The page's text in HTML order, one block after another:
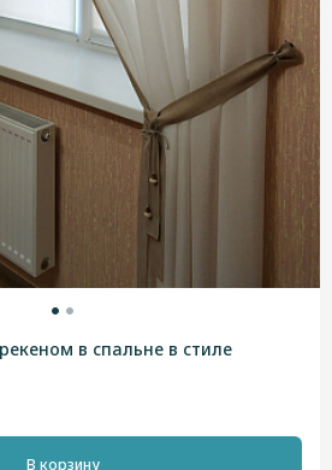
в спальне в стиле
В корзину